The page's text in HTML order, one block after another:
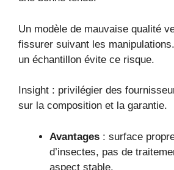
Un modèle de mauvaise qualité
fissurer suivant les
un échantillon évite ce risque.
Insight : privilégier des
sur la composition et la garantie.
Avantages : surface
d’insectes, pas de
aspect stable.